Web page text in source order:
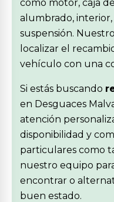
como motor, caja
alumbrado,
suspensión.
localizar el
vehículo con una
Si estás buscando
en Desguaces
atención
disponibilidad y
particulares como
nuestro equipo
encontrar o
buen estado.